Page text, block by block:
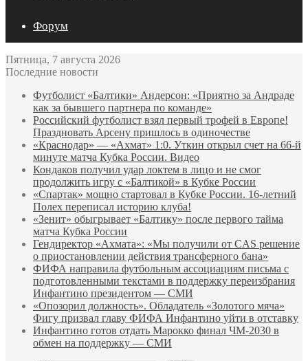
Форум
Пятница, 7 августа 2026
Последние новости
Футболист «Балтики» Андерсон: «Приятно за Андраде
как за бывшего партнера по команде»
Российский футболист взял первый трофей в Европе!
Праздновать Арсену пришлось в одиночестве
«Краснодар» — «Ахмат» 1:0. Уткин открыл счет на 66‑й
минуте матча Кубка России. Видео
Кондаков получил удар локтем в лицо и не смог
продолжить игру с «Балтикой» в Кубке России
«Спартак» мощно стартовал в Кубке России. 16-летний
Полех переписал историю клуба!
«Зенит» обыгрывает «Балтику» после первого тайма
матча Кубка России
Гендиректор «Ахмата»: «Мы получили от CAS решение
о приостановлении действия трансферного бана»
ФИФА направила футбольным ассоциациям письма с
подготовленными текстами в поддержку переизбрания
Инфантино президентом — СМИ
«Опозорил должность». Обладатель «Золотого мяча»
Фигу призвал главу ФИФА Инфантино уйти в отставку
Инфантино готов отдать Марокко финал ЧМ‑2030 в
обмен на поддержку — СМИ